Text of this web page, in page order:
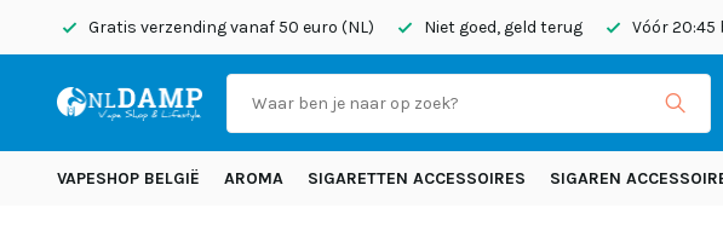
Gratis verzending vanaf 50 euro (NL) Niet goed, geld terug Vóór 20:45
VAPESHOP BELGIË AROMA SIGARETTEN ACCESSOIRES SIGAREN